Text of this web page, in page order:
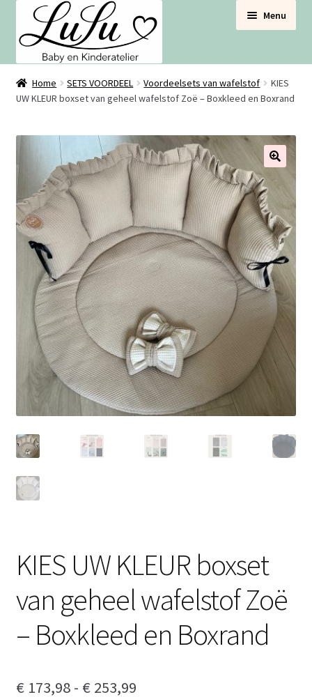
door
naar
navigatie
naar
de
inhoud
Menu
BABYNESTJES
VOOR DE BABYKAMER
SETS VOORDEEL
Home SETS VOORDEEL Voordeelsets van wafelstof
KIES
UW KLEUR boxset van geheel wafelstof Zoë – Boxkleed en Boxrand
KIES UW KLEUR boxset
van geheel wafelstof Zoë
– Boxkleed en Boxrand
€ 173,98 - € 253,99Prijsklasse: